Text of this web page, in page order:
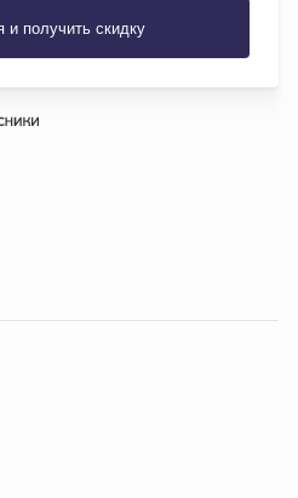
и получить скидку